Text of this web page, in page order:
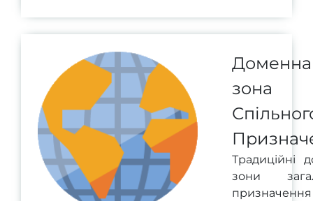
Доменна
зона
Традиційні
зони